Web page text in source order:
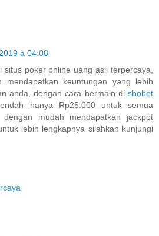
à 04:08
situs poker online uang asli terpercaya,
mendapatkan keuntungan yang lebih
anda, dengan cara bermain di sbobet
hanya Rp25.000 untuk semua
mudah mendapatkan jackpot
lebih lengkapnya silahkan kunjungi